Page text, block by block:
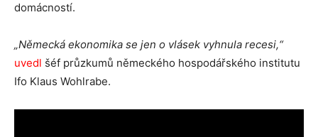
domácností.
„Německá ekonomika se jen o vlásek vyhnula recesi,“
uvedl šéf průzkumů německého hospodářského institutu
Ifo Klaus Wohlrabe.